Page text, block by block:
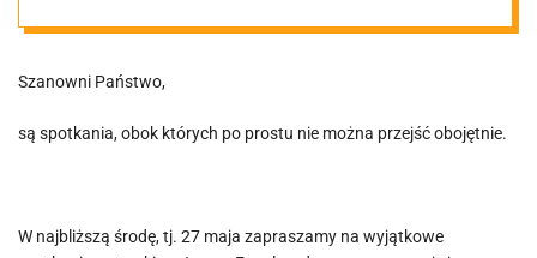
Szanowni Państwo,
są spotkania, obok których po prostu nie można przejść obojętnie.
W najbliższą środę, tj. 27 maja zapraszamy na wyjątkowe